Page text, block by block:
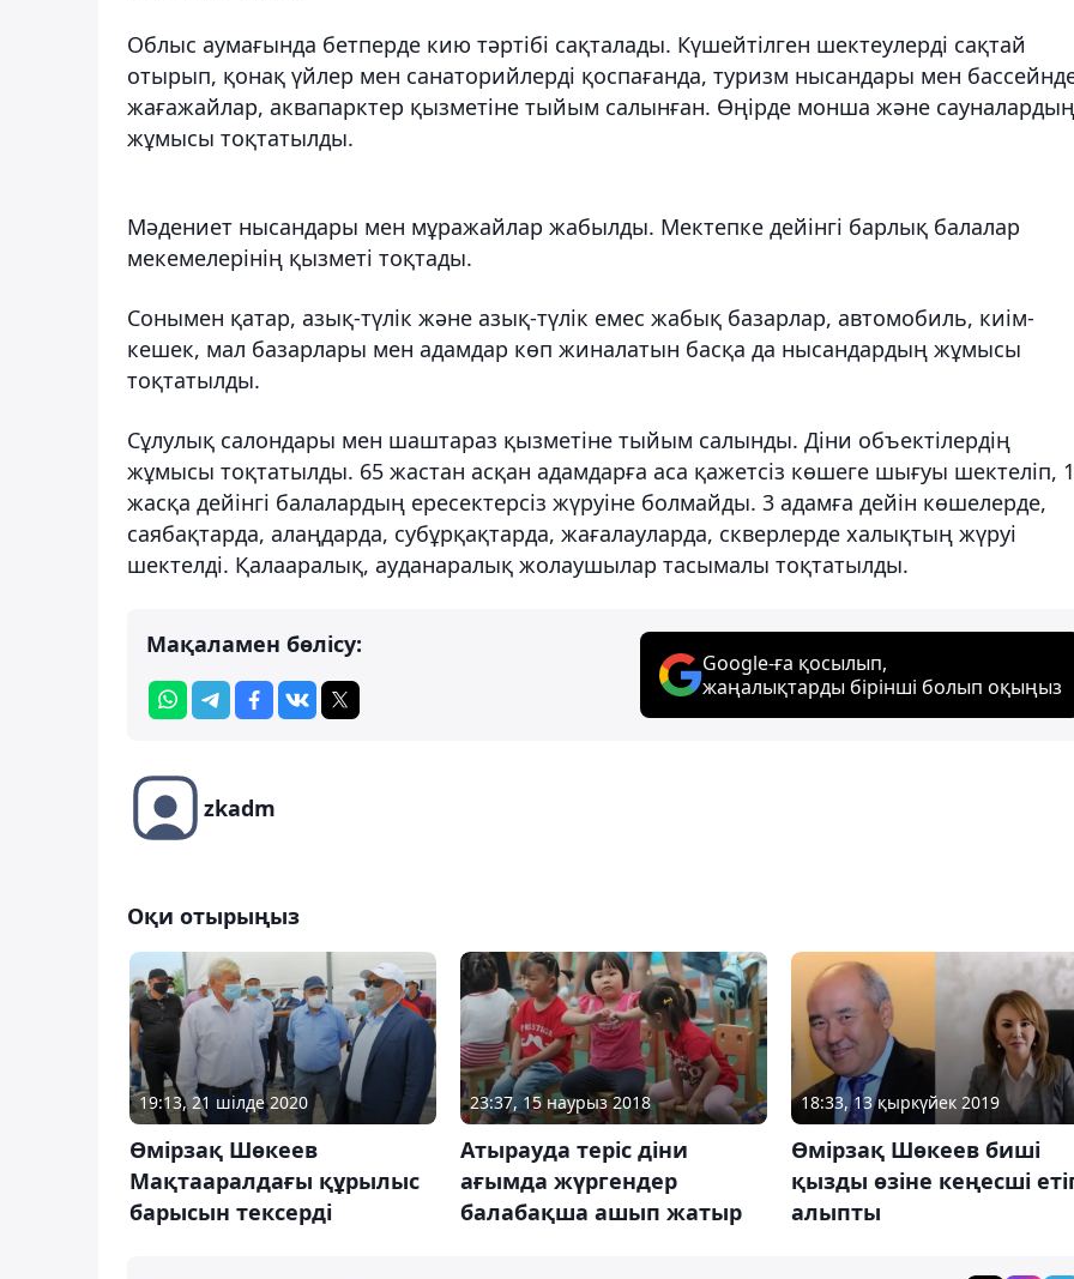
Облыс аумағында бетперде кию тәртібі сақталады. Күшейтілген шектеулерді сақтай
отырып, қонақ үйлер мен санаторийлерді қоспағанда, туризм нысандары мен
жағажайлар, аквапарктер қызметіне тыйым салынған. Өңірде монша және сауналардың
жұмысы тоқтатылды.
Мәдениет нысандары мен мұражайлар жабылды. Мектепке дейінгі барлық балалар
мекемелерінің қызметі тоқтады.
Сонымен қатар, азық-түлік және азық-түлік емес жабық базарлар, автомобиль, киім-
кешек, мал базарлары мен адамдар көп жиналатын басқа да нысандардың жұмысы
тоқтатылды.
Сұлулық салондары мен шаштараз қызметіне тыйым салынды. Діни объектілердің
жұмысы тоқтатылды. 65 жастан асқан адамдарға аса қажетсіз көшеге шығуы шектеліп,
жасқа дейінгі балалардың ересектерсіз жүруіне болмайды. 3 адамға дейін көшелерде,
саябақтарда, алаңдарда, субұрқақтарда, жағалауларда, скверлерде халықтың жүруі
шектелді. Қалааралық, ауданаралық жолаушылар тасымалы тоқтатылды.
Мақаламен бөлісу:
Google-ға қосылып,
жаңалықтарды бірінші болып оқыңыз
zkadm
Оқи отырыңыз
19:13, 21 шілде 2020
Өмірзақ Шөкеев
Мақтааралдағы құрылыс
барысын тексерді
23:37, 15 наурыз 2018
Атырауда теріс діни
ағымда жүргендер
балабақша ашып жатыр
18:33, 13 қыркүйек 2019
Өмірзақ Шөкеев биші
қызды өзіне кеңесші
алыпты